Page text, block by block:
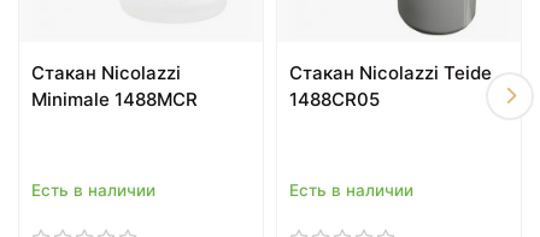
18239 ₽ 20183 ₽
Стакан Nicolazzi
Minimale 1488MCR
Есть в наличии
Стакан Nicolazzi Teide
1488CR05
Есть в наличии